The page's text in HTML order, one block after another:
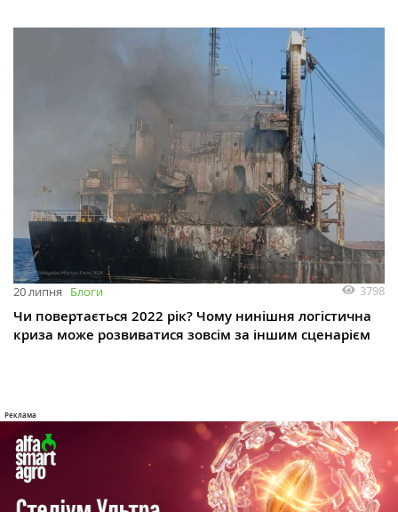
20 липня Блоги 3798
Чи повертається 2022 рік? Чому нинішня логістична
криза може розвиватися зовсім за іншим сценарієм